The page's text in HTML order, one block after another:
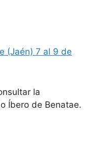
(Jaén) 7 al 9 de
la
Íbero de Benatae.